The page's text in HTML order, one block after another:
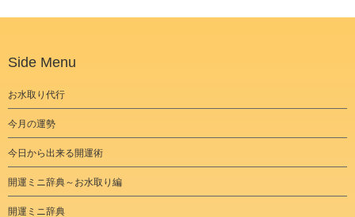
Side Menu
お水取り代行
今月の運勢
今日から出来る開運術
開運ミニ辞典～お水取り編
開運ミニ辞典